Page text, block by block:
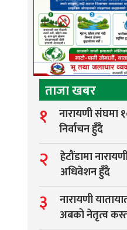
ताजा खबर
१
नारायणी संघमा
निर्वाचन हुँदै
२
हेटौंडामा
अधिवेशन हुँदै
३
नारायणी
अबको नेतृत्व